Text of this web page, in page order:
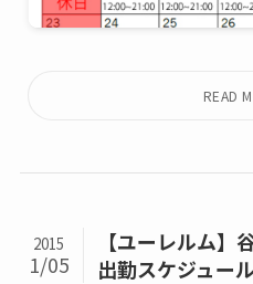
【ユーレルム
出勤スケジュール
2015
1/05